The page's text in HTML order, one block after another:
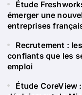
Étude
émerger une
entreprises
Recrutement :
confiants que les
emploi
Étude CoreView